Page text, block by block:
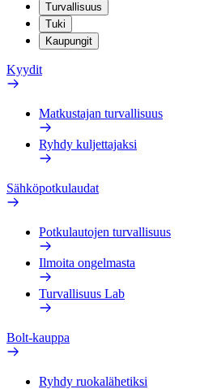
Turvallisuus
Tuki
Kaupungit
Kyydit
Matkustajan turvallisuus
Ryhdy kuljettajaksi
Sähköpotkulaudat
Potkulautojen turvallisuus
Ilmoita ongelmasta
Turvallisuus Lab
Bolt-kauppa
Ryhdy ruokalähetiksi